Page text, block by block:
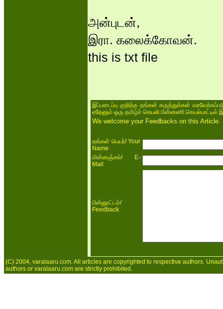
அன்புடன்,
இரா. கலைக்கோவன்.
this is txt file
இப்படைப்பு குறித்த தங்கள் கருத்துக்கள்
ஏதேனும் ஒரு தமிழ்ச் செயலி பின்னணி செயல்பாட்டில்
We welcome your Feedbacks on this
தங்கள் பெயர்/ Your
Name
மின்னஞ்சல்/ E-
Mail
பின்னூட்டம்/
Feedback
(C) 2004, varalaaru.com. All articles are copyrighted to respective authors.
authors or varalaaru.com are strictly prohibited.